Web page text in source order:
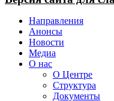
Направления
Анонсы
Новости
Медиа
О нас
О Центре
Структура
Документы